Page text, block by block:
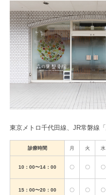
東京メトロ千代田線、JR常磐線
診療時間 月 火 水
10：00〜14：00 〇 〇 〇
15：00〜20：00 〇 〇 〇